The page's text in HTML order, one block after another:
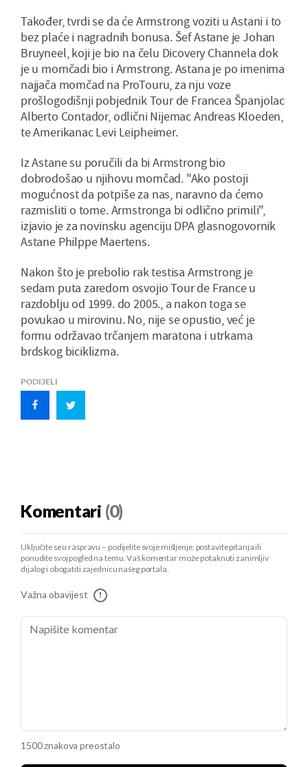
Također, tvrdi se da će Armstrong voziti u Astani i to
bez plaće i nagradnih bonusa. Šef Astane je Johan
Bruyneel, koji je bio na čelu Dicovery Channela dok
je u momčadi bio i Armstrong. Astana je po imenima
najjača momčad na ProTouru, za nju voze
prošlogodišnji pobjednik Tour de Francea Španjolac
Alberto Contador, odlični Nijemac Andreas Kloeden,
te Amerikanac Levi Leipheimer.
Iz Astane su poručili da bi Armstrong bio
dobrodošao u njihovu momčad. "Ako postoji
mogućnost da potpiše za nas, naravno da ćemo
razmisliti o tome. Armstronga bi odlično primili",
izjavio je za novinsku agenciju DPA glasnogovornik
Astane Philppe Maertens.
Nakon što je prebolio rak testisa Armstrong je
sedam puta zaredom osvojio Tour de France u
razdoblju od 1999. do 2005., a nakon toga se
povukao u mirovinu. No, nije se opustio, već je
formu održavao trčanjem maratona i utrkama
brdskog biciklizma.
PODIJELI
Komentari (0)
Uključite se u raspravu – podijelite svoje mišljenje, postavite pitanja ili
ponudite svoj pogled na temu. Vaš komentar može potaknuti zanimljiv
dijalog i obogatiti zajednicu našeg portala.
Važna obavijest !
1500 znakova preostalo